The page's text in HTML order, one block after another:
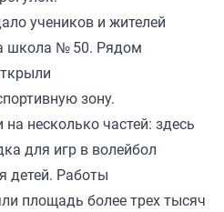
учеников и жителей
школа № 50. Рядом
зону.
несколько частей: здесь
для игр в волейбол
детей. Работы
площадь более трех тысяч